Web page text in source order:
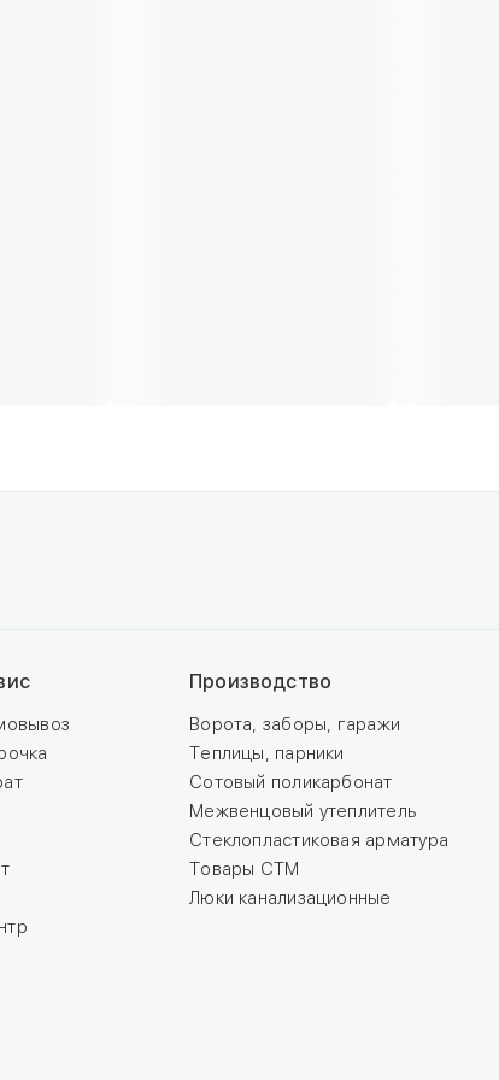
Производство
Ворота, заборы, гаражи
Теплицы, парники
Сотовый поликарбонат
Межвенцовый утеплитель
Стеклопластиковая арматура
Товары СТМ
Люки канализационные